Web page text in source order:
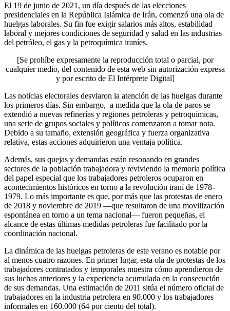
El 19 de junio de 2021, un día después de las elecciones
presidenciales en la República Islámica de Irán, comenzó una ola de
huelgas laborales. Su fin fue exigir salarios más altos, estabilidad
laboral y mejores condiciones de seguridad y salud en las industrias
del petróleo, el gas y la petroquímica iraníes.
[Se prohíbe expresamente la reproducción total o parcial, por
cualquier medio, del contenido de esta web sin autorización expresa
y por escrito de El Intérprete Digital]
Las noticias electorales desviaron la atención de las huelgas durante
los primeros días. Sin embargo, a medida que la ola de paros se
extendió a nuevas refinerías y regiones petroleras y petroquímicas,
una serie de grupos sociales y políticos comenzaron a tomar nota.
Debido a su tamaño, extensión geográfica y fuerza organizativa
relativa, estas acciones adquirieron una ventaja política.
Además, sus quejas y demandas están resonando en grandes
sectores de la población trabajadora y reviviendo la memoria política
del papel especial que los trabajadores petroleros ocuparon en
acontecimientos históricos en torno a la revolución iraní de 1978-
1979. Lo más importante es que, por más que las protestas de enero
de 2018 y noviembre de 2019 —que resultaron de una movilización
espontánea en torno a un tema nacional— fueron pequeñas, el
alcance de estas últimas medidas petroleras fue facilitado por la
coordinación nacional.
La dinámica de las huelgas petroleras de este verano es notable por
al menos cuatro razones. En primer lugar, esta ola de protestas de los
trabajadores contratados y temporales muestra cómo aprendieron de
sus luchas anteriores y la experiencia acumulada en la consecución
de sus demandas. Una estimación de 2011 sitúa el número oficial de
trabajadores en la industria petrolera en 90.000 y los trabajadores
informales en 160.000 (64 por ciento del total).